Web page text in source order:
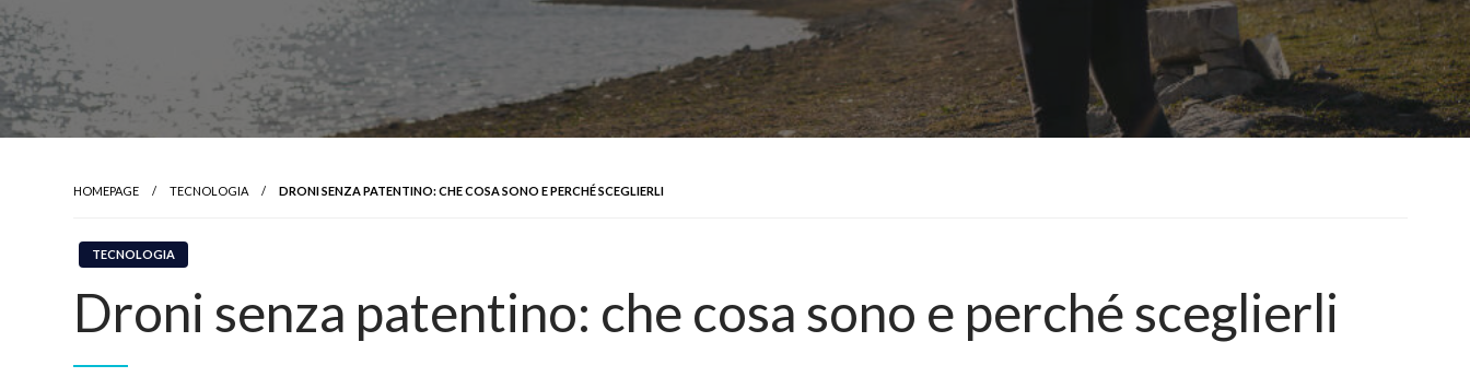
HOMEPAGE TECNOLOGIA DRONI SENZA PATENTINO: CHE COSA SONO E PERCHÉ SCEGLIERLI
TECNOLOGIA
Droni senza patentino: che cosa sono e perché sceglierli